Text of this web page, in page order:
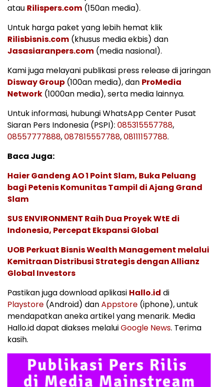
atau Rilispers.com (150an media).
Untuk harga paket yang lebih hemat klik
Rilisbisnis.com (khusus media ekbis) dan
Jasasiaranpers.com (media nasional).
Kami juga melayani publikasi press release di jaringan
Disway Group (100an media), dan ProMedia
Network (1000an media), serta media lainnya.
Untuk informasi, hubungi WhatsApp Center Pusat
Siaran Pers Indonesia (PSPI): 085315557788,
08557777888,087815557788,08111157788.
Baca Juga:
Haier Gandeng AO 1 Point Slam, Buka Peluang
bagi Petenis Komunitas Tampil di Ajang Grand
Slam
SUS ENVIRONMENT Raih Dua Proyek WtE di
Indonesia, Percepat Ekspansi Global
UOB Perkuat Bisnis Wealth Management melalui
Kemitraan Distribusi Strategis dengan Allianz
Global Investors
Pastikan juga download aplikasi Hallo.id di
Playstore (Android) danAppstore (iphone), untuk
mendapatkan aneka artikel yang menarik. Media
Hallo.id dapat diakses melaluiGoogle News. Terima
kasih.